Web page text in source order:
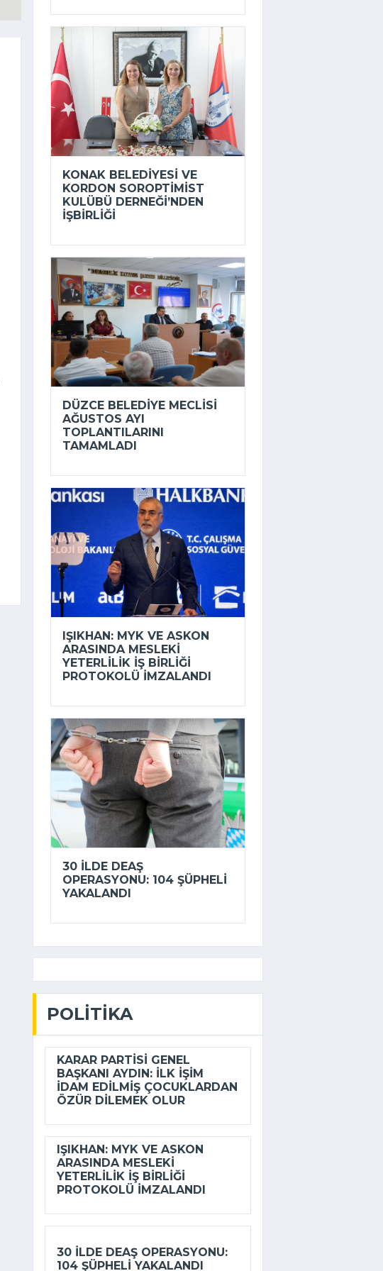
KONAK BELEDIYESI VE
KORDON SOROPTIMIST
KULÜBÜ DERNEĞI’NDEN
IŞBIRLIĞI
DÜZCE BELEDIYE MECLISI
AĞUSTOS AYI
TOPLANTILARINI
TAMAMLADI
IŞIKHAN: MYK VE ASKON
ARASINDA MESLEKI
YETERLILIK IŞ BIRLIĞI
PROTOKOLÜ IMZALANDI
30 ILDE DEAŞ
OPERASYONU: 104 ŞÜPHELI
YAKALANDI
POLITIKA
KARAR PARTISI GENEL
BAŞKANI AYDIN: İLK IŞIM
IDAM EDILMIŞ ÇOCUKLARDAN
ÖZÜR DILEMEK OLUR
IŞIKHAN: MYK VE ASKON
ARASINDA MESLEKI
YETERLILIK IŞ BIRLIĞI
PROTOKOLÜ IMZALANDI
30 ILDE DEAŞ OPERASYONU:
104 ŞÜPHELI YAKALANDI